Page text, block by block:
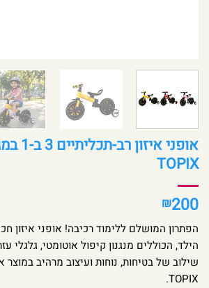
אופני
TOPIX
₪200
הפתרון המושלם ללימוד רכיבה! אופני איזון
הילד, הכוללים מנגנון קיפול אוטומטי, גלגלי
שילוב של בטיחות, נוחות ועיצוב מרהיב במוצר
TOPIX.